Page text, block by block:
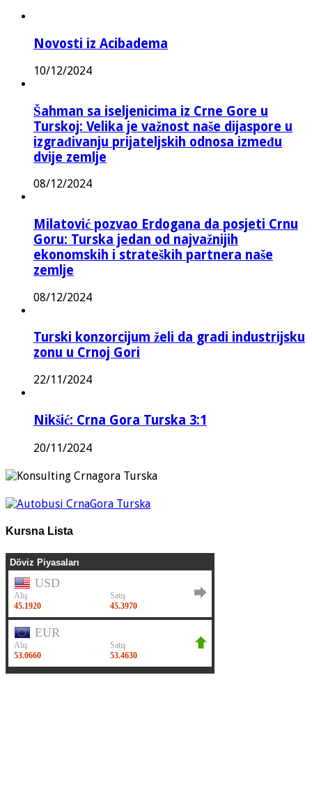
Novosti iz Acibadema
10/12/2024
Šahman sa iseljenicima iz Crne Gore u
Turskoj: Velika je važnost naše dijaspore u
izgrađivanju prijateljskih odnosa između
dvije zemlje
08/12/2024
Milatović pozvao Erdogana da posjeti Crnu
Goru: Turska jedan od najvažnijih
ekonomskih i strateških partnera naše
zemlje
08/12/2024
Turski konzorcijum želi da gradi industrijsku
zonu u Crnoj Gori
22/11/2024
Nikšić: Crna Gora Turska 3:1
20/11/2024
Kursna Lista